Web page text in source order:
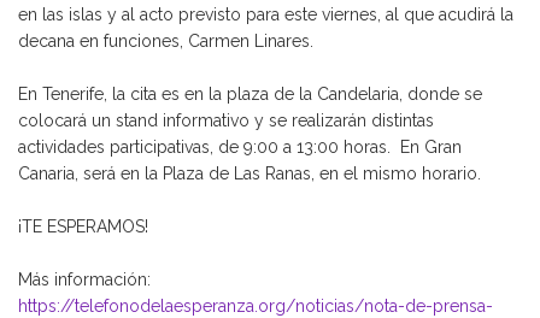
en las islas y al acto previsto para este viernes, al que acudirá la
decana en funciones, Carmen Linares.
En Tenerife, la cita es en la plaza de la Candelaria, donde se
colocará un stand informativo y se realizarán distintas
actividades participativas, de 9:00 a 13:00 horas. En Gran
Canaria, será en la Plaza de Las Ranas, en el mismo horario.
¡TE ESPERAMOS!
Más información:
https://telefonodelaesperanza.org/noticias/nota-de-prensa-